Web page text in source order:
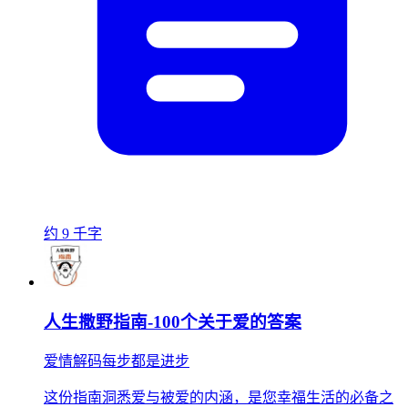
约 9 千字
人生撒野指南-100个关于爱的答案
爱情解码每步都是进步
这份指南洞悉爱与被爱的内涵，是您幸福生活的必备之